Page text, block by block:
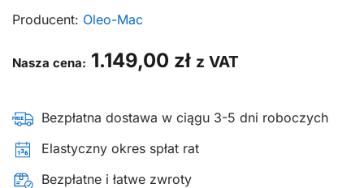
Producent: Oleo-Mac
Nasza cena: 1.149,00 zł z VAT
Bezpłatna dostawa w ciągu 3-5 dni roboczych
Elastyczny okres spłat rat
Bezpłatne i łatwe zwroty